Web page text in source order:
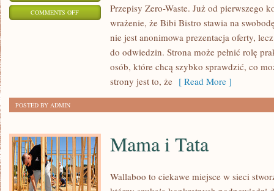
COMMENTS OFFON
ZAKUPOWY
Przepisy Zero-Waste. Już od pierwszego
wrażenie, że Bibi Bistro stawia na
nie jest anonimowa prezentacja oferty,
do odwiedzin. Strona może pełnić rolę
osób, które chcą szybko sprawdzić, co
strony jest to, że [ Read More ]
POSTED BY ADMIN
Mama i Tata
Wallaboo to ciekawe miejsce w sieci